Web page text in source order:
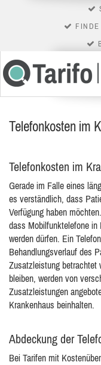
Telefonkosten im
Telefonkosten im
Gerade im Falle eines
es verständlich, dass
Verfügung haben
dass Mobilfunktelefone in
werden dürfen. Ein
Behandlungsverlauf des
Zusatzleistung betrachtet
bleiben, werden von
Zusatzleistungen
Krankenhaus beinhalten.
Abdeckung der
Bei Tarifen mit